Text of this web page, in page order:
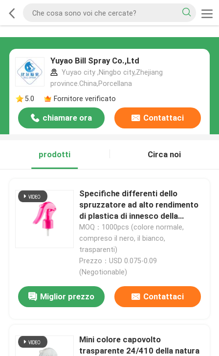
Yuyao Bill Spray Co.,Ltd
Yuyao city ,Ningbo city,Zhejiang
province.China,Porcellana
5.0
Fornitore verificato
chiamare ora Contattaci
prodotti Circa noi
Specifiche differenti dello
spruzzatore ad alto rendimento
di plastica di innesco della
materia prima dei pp
MOQ：1000pcs (colore normale,
compreso il nero, il bianco,
trasparenti)
Prezzo：USD 0.075-0.09
(Negotionable)
Miglior prezzo Contattaci
Mini colore capovolto
trasparente 24/410 della natura